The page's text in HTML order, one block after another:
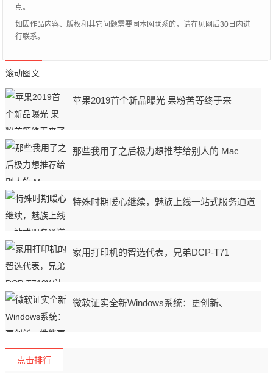
点。
如因作品内容、版权和其它问题需要同本网联系的，请在见网后30日内进
行联系。
滚动图文
苹果2019首个新品曝光 果粉苦等终于来
那些我用了之后极力想推荐给别人的 Mac
特殊时期暖心继续，魅族上线一站式服务通道
家用打印机的智选代表，兄弟DCP-T71
微软证实全新Windows系统：更创新、
点击排行